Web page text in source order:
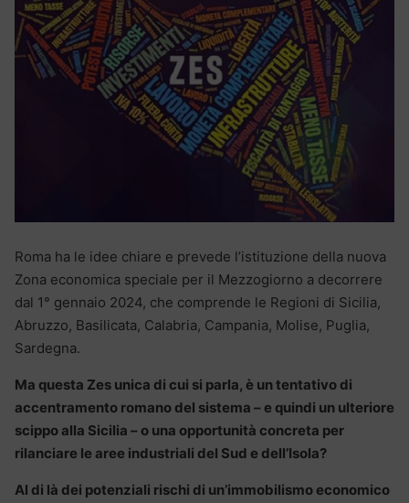
Roma ha le idee chiare e prevede l’istituzione della nuova
Zona economica speciale per il Mezzogiorno a decorrere
dal 1° gennaio 2024, che comprende le Regioni di Sicilia,
Abruzzo, Basilicata, Calabria, Campania, Molise, Puglia,
Sardegna.
Ma questa Zes unica di cui si parla, è un tentativo di
accentramento romano del sistema – e quindi un ulteriore
scippo alla Sicilia – o una opportunità concreta per
rilanciare le aree industriali del Sud e dell’Isola?
Al di là dei potenziali rischi di un’immobilismo economico